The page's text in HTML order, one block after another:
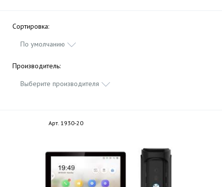
Сортировка:
По умолчанию
Производитель:
Выберите производителя
Арт. 1930-20